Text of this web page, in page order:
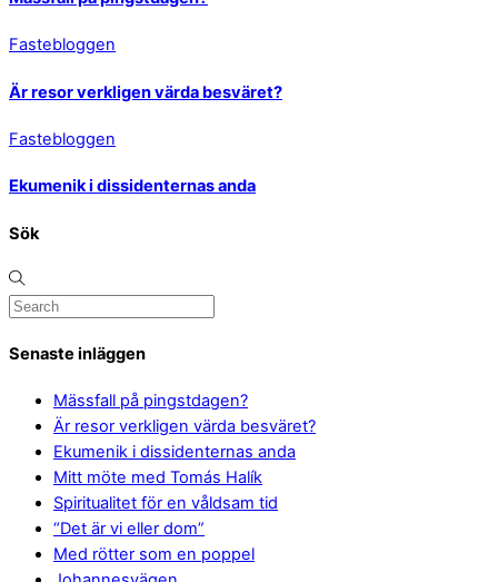
Fastebloggen
Är resor verkligen värda besväret?
Fastebloggen
Ekumenik i dissidenternas anda
Sök
Senaste inläggen
Mässfall på pingstdagen?
Är resor verkligen värda besväret?
Ekumenik i dissidenternas anda
Mitt möte med Tomás Halík
Spiritualitet för en våldsam tid
“Det är vi eller dom”
Med rötter som en poppel